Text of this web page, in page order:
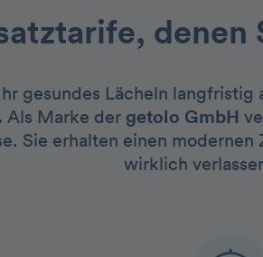
denen
gesundes Lächeln langfristig
Als Marke der getolo GmbH
Sie erhalten einen modernen
wirklich